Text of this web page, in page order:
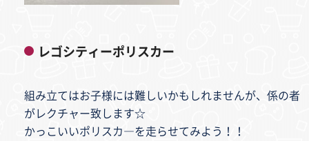
レゴシティーポリスカー
組み立てはお子様には難しいかもしれませんが、係の者
がレクチャー致します☆
かっこいいポリスカ―を走らせてみよう！！